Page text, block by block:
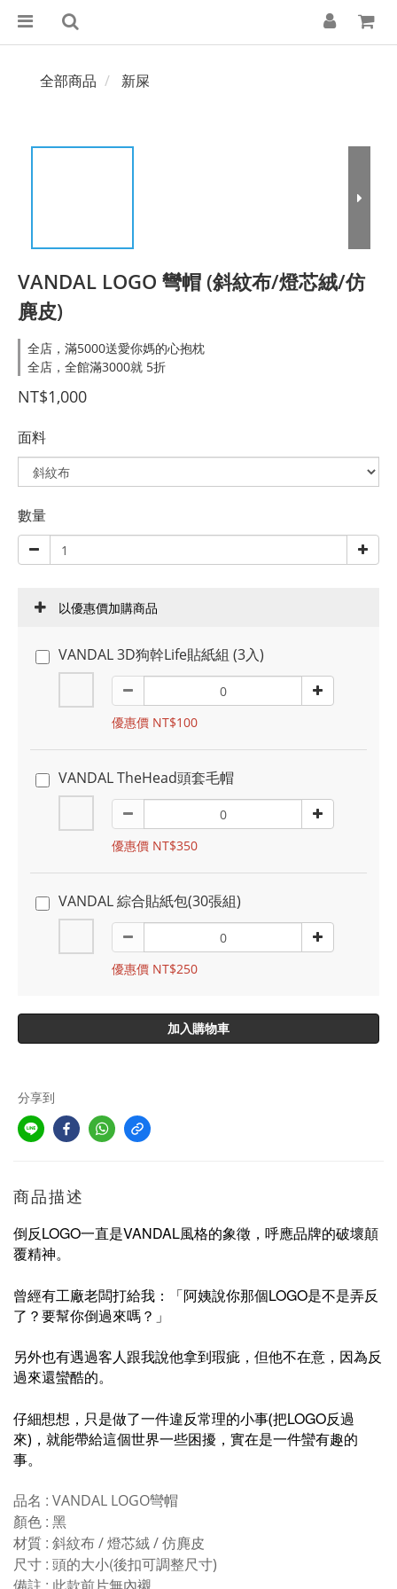
全部商品 新屎
VANDAL LOGO 彎帽 (斜紋布/燈芯絨/仿
麂皮)
全店，滿5000送愛你媽的心抱枕
全店，全館滿3000就 5折
NT$1,000
面料
數量
以優惠價加購商品
VANDAL 3D狗幹Life貼紙組 (3入)
優惠價 NT$100
VANDAL TheHead頭套毛帽
優惠價 NT$350
VANDAL 綜合貼紙包(30張組)
優惠價 NT$250
加入購物車
分享到
商品描述
倒反LOGO一直是VANDAL風格的象徵，呼應品牌的破壞顛
覆精神。
曾經有工廠老闆打給我：「阿姨說你那個LOGO是不是弄反
了？要幫你倒過來嗎？」
另外也有遇過客人跟我說他拿到瑕疵，但他不在意，因為反
過來還蠻酷的。
仔細想想，只是做了一件違反常理的小事(把LOGO反過
來)，就能帶給這個世界一些困擾，實在是一件蠻有趣的
事。
品名 : VANDAL LOGO彎帽
顏色 : 黑
材質 : 斜紋布 / 燈芯絨 / 仿麂皮
尺寸 : 頭的大小(後扣可調整尺寸)
備註